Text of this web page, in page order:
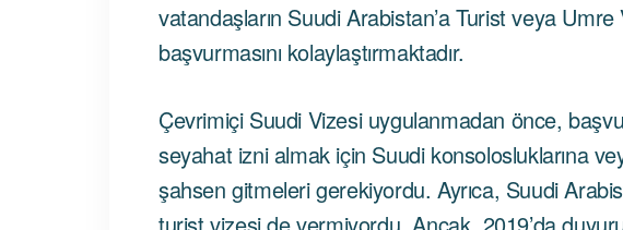
vatandaşların Suudi Arabistan’a Turist veya Umre
başvurmasını kolaylaştırmaktadır.
Çevrimiçi Suudi Vizesi uygulanmadan önce,
seyahat izni almak için Suudi konsolosluklarına
şahsen gitmeleri gerekiyordu. Ayrıca, Suudi